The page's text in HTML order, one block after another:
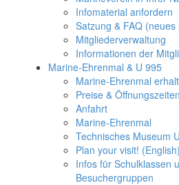
Infomaterial anfordern
Satzung & FAQ
Mitgliederverwaltung
Informationen der
Marine-Ehrenmal & U 995
Marine-Ehrenmal
Preise & Öffnungszeiten
Anfahrt
Marine-Ehrenmal
Technisches Museum
Plan your visit! (English)
Infos für Schulklassen
Besuchergruppen